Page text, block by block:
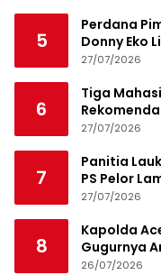
5
Perdana
Donny Eko
27/07/2026
6
Tiga
Jamaluddin
27/07/2026
7
Panitia
PS Pelor
27/07/2026
8
Kapolda
Gugurnya
Bandar
26/07/2026